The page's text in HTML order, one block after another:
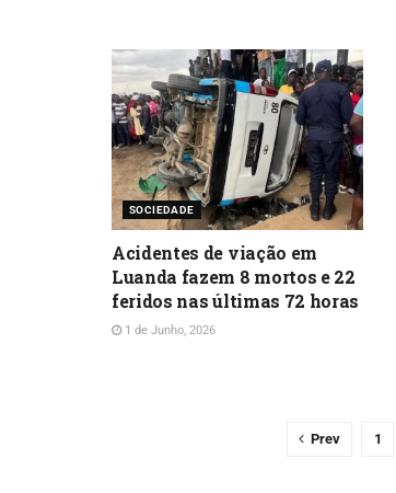
SOCIEDADE
Acidentes de viação em
Luanda fazem 8 mortos e 22
feridos nas últimas 72 horas
1 de Junho, 2026
Prev 1